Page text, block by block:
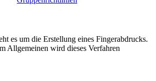
es um die Erstellung eines Fingerabdrucks.
Allgemeinen wird dieses Verfahren